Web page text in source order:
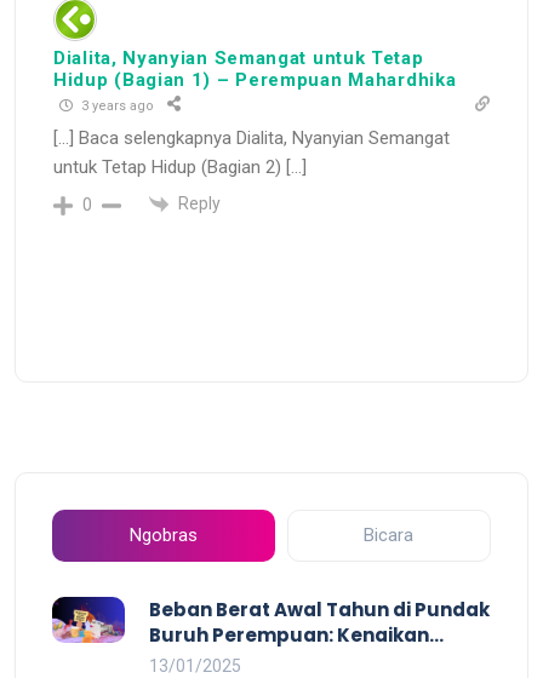
Dialita, Nyanyian Semangat untuk Tetap
Hidup (Bagian 1) – Perempuan Mahardhika
3 years ago
[…] Baca selengkapnya Dialita, Nyanyian Semangat
untuk Tetap Hidup (Bagian 2) […]
0 Reply
Ngobras Bicara
Beban Berat Awal Tahun di Pundak
Buruh Perempuan: Kenaikan
Harga yang Mencekik, Ancaman
13/01/2025